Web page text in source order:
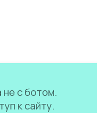
с ботом.
к сайту.